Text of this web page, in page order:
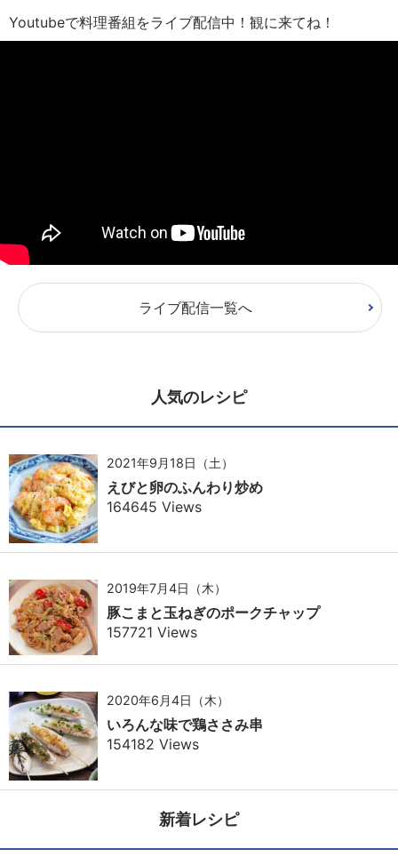
Youtubeで料理番組をライブ配信中！観に来てね！
ライブ配信一覧へ
人気のレシピ
2021年9月18日（土）
えびと卵のふんわり炒め
164645 Views
2019年7月4日（木）
豚こまと玉ねぎのポークチャップ
157721 Views
2020年6月4日（木）
いろんな味で鶏ささみ串
154182 Views
新着レシピ